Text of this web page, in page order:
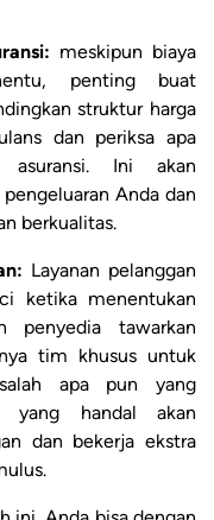
meskipun biaya
penting buat
struktur harga
dan periksa apa
asuransi. Ini akan
Anda dan
berkualitas.
Layanan pelanggan
ketika menentukan
penyedia tawarkan
tim khusus untuk
apa pun yang
yang handal akan
dan bekerja ekstra